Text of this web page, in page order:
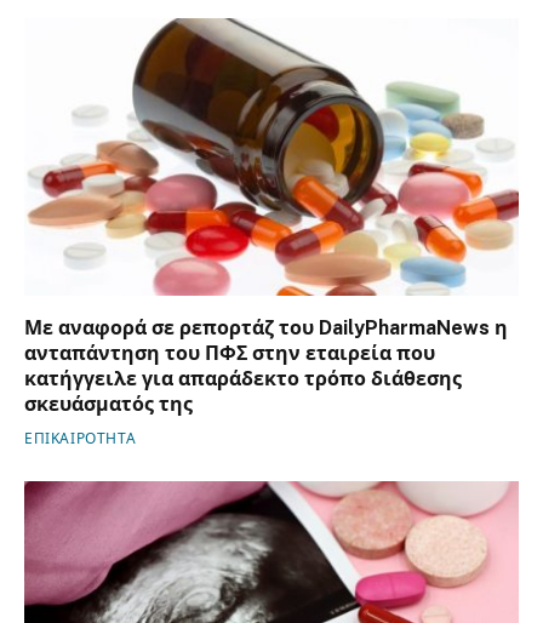
Με αναφορά σε ρεπορτάζ του DailyPharmaNews η
ανταπάντηση του ΠΦΣ στην εταιρεία που
κατήγγειλε για απαράδεκτο τρόπο διάθεσης
σκευάσματός της
ΕΠΙΚΑΙΡΟΤΗΤΑ